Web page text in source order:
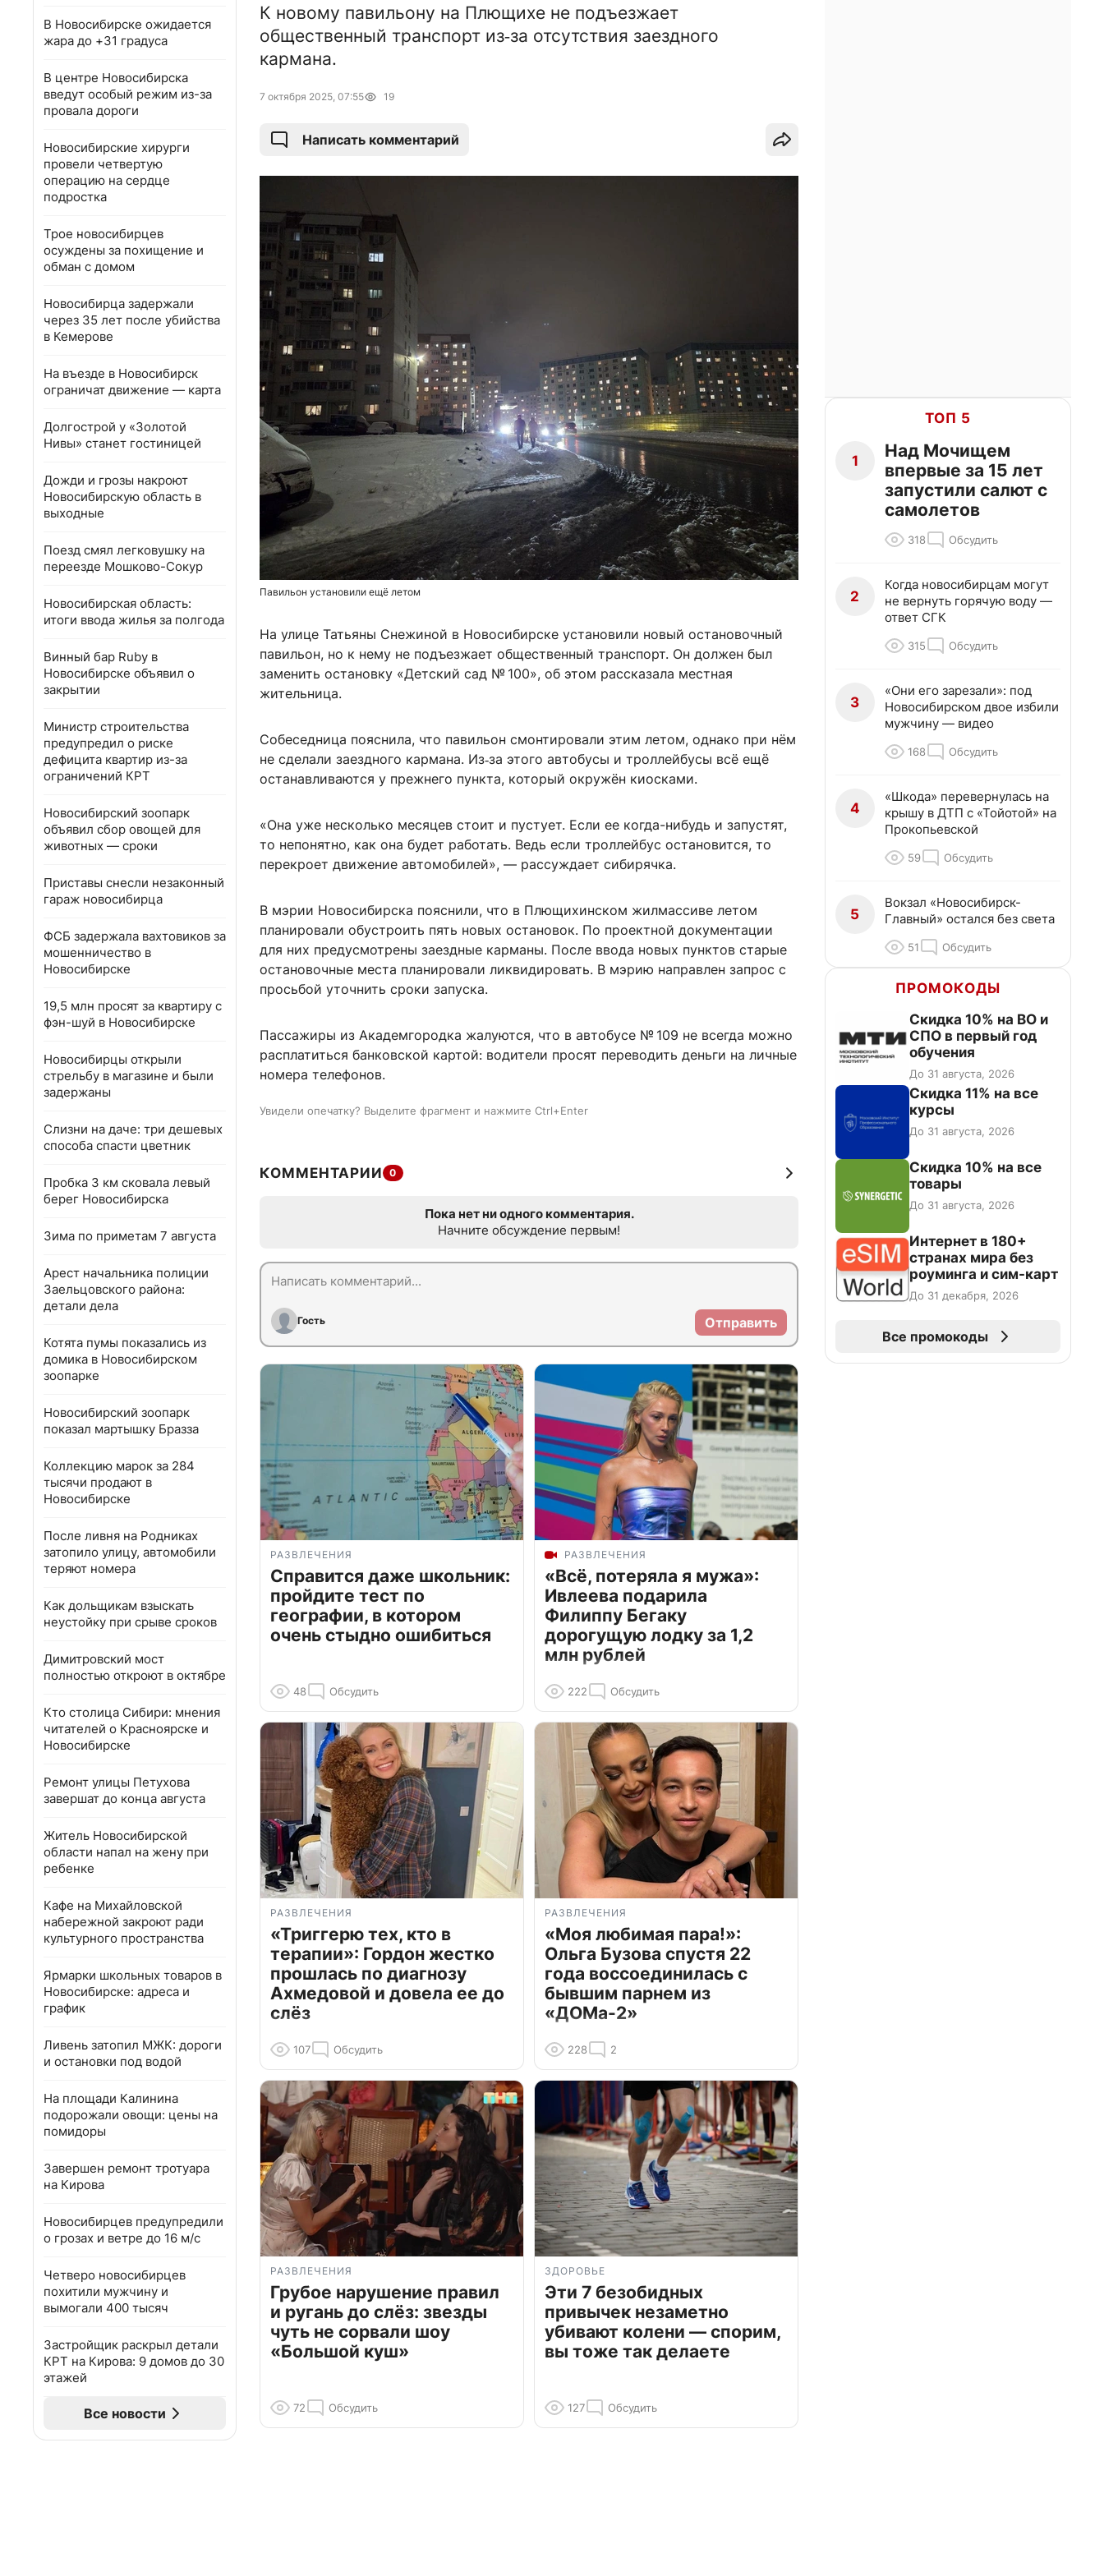
В Новосибирске ожидается
жара до +31 градуса
В центре Новосибирска
введут особый режим из-за
провала дороги
Новосибирские хирурги
провели четвертую
операцию на сердце
подростка
Трое новосибирцев
осуждены за похищение и
обман с домом
Новосибирца задержали
через 35 лет после убийства
в Кемерове
На въезде в Новосибирск
ограничат движение — карта
Долгострой у «Золотой
Нивы» станет гостиницей
Дожди и грозы накроют
Новосибирскую область в
выходные
Поезд смял легковушку на
переезде Мошково-Сокур
Новосибирская область:
итоги ввода жилья за полгода
Винный бар Ruby в
Новосибирске объявил о
закрытии
Министр строительства
предупредил о риске
дефицита квартир из-за
ограничений КРТ
Новосибирский зоопарк
объявил сбор овощей для
животных — сроки
Приставы снесли незаконный
гараж новосибирца
ФСБ задержала вахтовиков за
мошенничество в
Новосибирске
19,5 млн просят за квартиру с
фэн-шуй в Новосибирске
Новосибирцы открыли
стрельбу в магазине и были
задержаны
Слизни на даче: три дешевых
способа спасти цветник
Пробка 3 км сковала левый
берег Новосибирска
Зима по приметам 7 августа
Арест начальника полиции
Заельцовского района:
детали дела
Котята пумы показались из
домика в Новосибирском
зоопарке
Новосибирский зоопарк
показал мартышку Бразза
Коллекцию марок за 284
тысячи продают в
Новосибирске
После ливня на Родниках
затопило улицу, автомобили
теряют номера
Как дольщикам взыскать
неустойку при срыве сроков
Димитровский мост
полностью откроют в октябре
Кто столица Сибири: мнения
читателей о Красноярске и
Новосибирске
Ремонт улицы Петухова
завершат до конца августа
Житель Новосибирской
области напал на жену при
ребенке
Кафе на Михайловской
набережной закроют ради
культурного пространства
Ярмарки школьных товаров в
Новосибирске: адреса и
график
Ливень затопил МЖК: дороги
и остановки под водой
На площади Калинина
подорожали овощи: цены на
помидоры
Завершен ремонт тротуара
на Кирова
Новосибирцев предупредили
о грозах и ветре до 16 м/с
Четверо новосибирцев
похитили мужчину и
вымогали 400 тысяч
Застройщик раскрыл детали
КРТ на Кирова: 9 домов до 30
этажей
Все новости
К новому павильону на Плющихе не подъезжает
общественный транспорт из‑за отсутствия заездного
кармана.
7 октября 2025, 07:55 19
Написать комментарий
Павильон установили ещё летом
На улице Татьяны Снежиной в Новосибирске установили новый остановочный
павильон, но к нему не подъезжает общественный транспорт. Он должен был
заменить остановку «Детский сад № 100», об этом рассказала местная
жительница.
Собеседница пояснила, что павильон смонтировали этим летом, однако при нём
не сделали заездного кармана. Из‑за этого автобусы и троллейбусы всё ещё
останавливаются у прежнего пункта, который окружён киосками.
«Она уже несколько месяцев стоит и пустует. Если ее когда-нибудь и запустят,
то непонятно, как она будет работать. Ведь если троллейбус остановится, то
перекроет движение автомобилей», — рассуждает сибирячка.
В мэрии Новосибирска пояснили, что в Плющихинском жилмассиве летом
планировали обустроить пять новых остановок. По проектной документации
для них предусмотрены заездные карманы. После ввода новых пунктов старые
остановочные места планировали ликвидировать. В мэрию направлен запрос с
просьбой уточнить сроки запуска.
Пассажиры из Академгородка жалуются, что в автобусе № 109 не всегда можно
расплатиться банковской картой: водители просят переводить деньги на личные
номера телефонов.
Увидели опечатку? Выделите фрагмент и нажмите Ctrl+Enter
КОММЕНТАРИИ 0
Пока нет ни одного комментария.
Начните обсуждение первым!
Гость Отправить
РАЗВЛЕЧЕНИЯ
Справится даже школьник:
пройдите тест по
географии, в котором
очень стыдно ошибиться
48 Обсудить
РАЗВЛЕЧЕНИЯ
«Всё, потеряла я мужа»:
Ивлеева подарила
Филиппу Бегаку
дорогущую лодку за 1,2
млн рублей
222 Обсудить
РАЗВЛЕЧЕНИЯ
«Триггерю тех, кто в
терапии»: Гордон жестко
прошлась по диагнозу
Ахмедовой и довела ее до
слёз
107 Обсудить
РАЗВЛЕЧЕНИЯ
«Моя любимая пара!»:
Ольга Бузова спустя 22
года воссоединилась с
бывшим парнем из
«ДОМа-2»
228 2
РАЗВЛЕЧЕНИЯ
Грубое нарушение правил
и ругань до слёз: звезды
чуть не сорвали шоу
«Большой куш»
72 Обсудить
ЗДОРОВЬЕ
Эти 7 безобидных
привычек незаметно
убивают колени — спорим,
вы тоже так делаете
127 Обсудить
ТОП 5
1
Над Мочищем
впервые за 15 лет
запустили салют с
самолетов
318 Обсудить
2
Когда новосибирцам могут
не вернуть горячую воду —
ответ СГК
315 Обсудить
3
«Они его зарезали»: под
Новосибирском двое избили
мужчину — видео
168 Обсудить
4
«Шкода» перевернулась на
крышу в ДТП с «Тойотой» на
Прокопьевской
59 Обсудить
5
Вокзал «Новосибирск-
Главный» остался без света
51 Обсудить
ПРОМОКОДЫ
Скидка 10% на ВО и
СПО в первый год
обучения
До 31 августа, 2026
Скидка 11% на все
курсы
До 31 августа, 2026
Скидка 10% на все
товары
До 31 августа, 2026
Интернет в 180+
странах мира без
роуминга и сим-карт
До 31 декабря, 2026
Все промокоды